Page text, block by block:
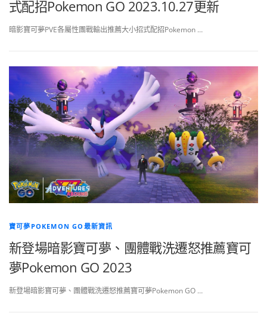
式配招Pokemon GO 2023.10.27更新
暗影寶可夢PVE各屬性團戰輸出推薦大小招式配招Pokemon …
寶可夢POKEMON GO最新資訊
新登場暗影寶可夢、團體戰洗遷怒推薦寶可
夢Pokemon GO 2023
新登場暗影寶可夢、團體戰洗遷怒推薦寶可夢Pokemon GO …